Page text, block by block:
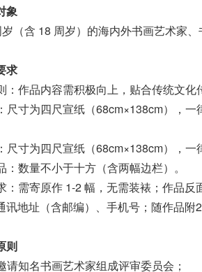
象
（含 18 周岁）的海内外书画艺术家、
求
：作品内容需积极向上，贴合传统文化
尺寸为四尺宣纸（68cm×138cm），
尺寸为四尺宣纸（68cm×138cm），一
：数量不小于十方（含两幅边栏）。
：需寄原作 1-2 幅，无需装裱；作品
讯地址（含邮编）、手机号；随作品附
则
请知名书画艺术家组成评审委员会；